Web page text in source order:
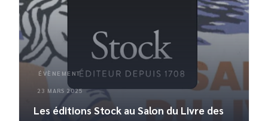
ÉVÈNEMENT
23 MARS 2025
Les éditions Stock au Salon du Livre des